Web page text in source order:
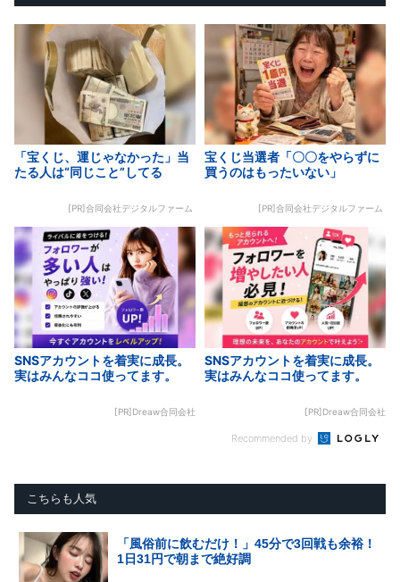
「宝くじ、運じゃなかった」当
たる人は“同じこと”してる
[PR]合同会社デジタルファーム
宝くじ当選者「〇〇をやらずに
買うのはもったいない」
[PR]合同会社デジタルファーム
SNSアカウントを着実に成長。
実はみんなココ使ってます。
[PR]Dreaw合同会社
SNSアカウントを着実に成長。
実はみんなココ使ってます。
[PR]Dreaw合同会社
Recommended by
こちらも人気
「風俗前に飲むだけ！」45分で3回戦も余裕！
1日31円で朝まで絶好調